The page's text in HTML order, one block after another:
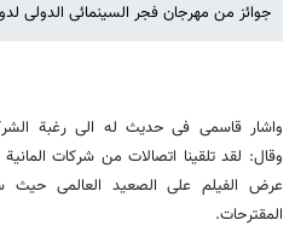
جوائز من مهرجان فجر السینمائی الدولی لدورته
واشار قاسمی فی حدیث له الى رغبة
وقال: لقد تلقینا اتصالات من شرکات
عرض الفیلم على الصعید العالمی حیث
المقترحات.